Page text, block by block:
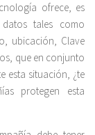
ofrece, es
tales como
ubicación, Clave
que en conjunto
esta situación, ¿te
protegen esta